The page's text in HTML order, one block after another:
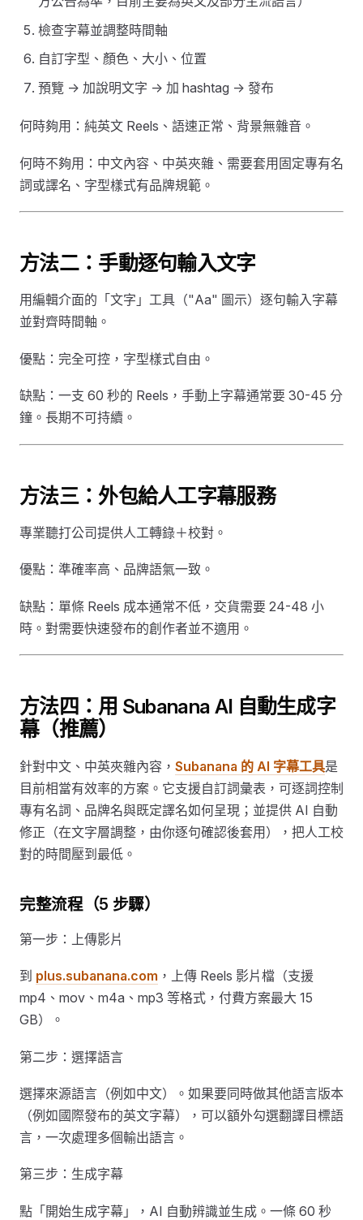
檢查字幕並調整時間軸
自訂字型、顏色、大小、位置
預覽 → 加說明文字 → 加 hashtag → 發布
何時夠用：純英文 Reels、語速正常、背景無雜音。
何時不夠用：中文內容、中英夾雜、需要套用固定專有名
詞或譯名、字型樣式有品牌規範。
方法二：手動逐句輸入文字
用編輯介面的「文字」工具（"Aa" 圖示）逐句輸入字幕
並對齊時間軸。
優點：完全可控，字型樣式自由。
缺點：一支 60 秒的 Reels，手動上字幕通常要 30-45 分
鐘。長期不可持續。
方法三：外包給人工字幕服務
專業聽打公司提供人工轉錄＋校對。
優點：準確率高、品牌語氣一致。
缺點：單條 Reels 成本通常不低，交貨需要 24-48 小
時。對需要快速發布的創作者並不適用。
方法四：用 Subanana AI 自動生成字
幕（推薦）
針對中文、中英夾雜內容， Subanana 的 AI 字幕工具是
目前相當有效率的方案。它支援自訂詞彙表，可逐詞控制
專有名詞、品牌名與既定譯名如何呈現；並提供 AI 自動
修正（在文字層調整，由你逐句確認後套用），把人工校
對的時間壓到最低。
完整流程（5 步驟）
第一步：上傳影片
到 plus.subanana.com ，上傳 Reels 影片檔（支援
mp4、mov、m4a、mp3 等格式，付費方案最大 15
GB）。
第二步：選擇語言
選擇來源語言（例如中文）。如果要同時做其他語言版本
（例如國際發布的英文字幕），可以額外勾選翻譯目標語
言，一次處理多個輸出語言。
第三步：生成字幕
點「開始生成字幕」，AI 自動辨識並生成。一條 60 秒